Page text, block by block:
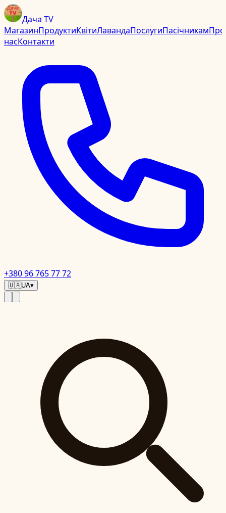
Дача TV
МагазинПродуктиКвітиЛавандаПослугиПасічникамПро
насКонтакти
+380 96 765 77 72
🇺🇦UA▾